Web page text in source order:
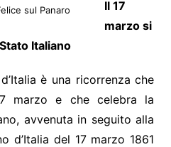
sul Panaro
Il 17
marzo si
Italiano
d’Italia è una ricorrenza che
marzo e che celebra la
avvenuta in seguito alla
d’Italia del 17 marzo 1861